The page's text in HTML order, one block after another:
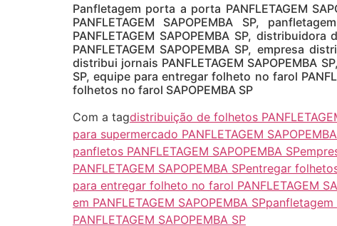
Panfletagem porta a porta PANFLETAGEM
PANFLETAGEM SAPOPEMBA SP,
PANFLETAGEM SAPOPEMBA SP,
PANFLETAGEM SAPOPEMBA SP, empresa
distribui jornais PANFLETAGEM SAPOPEMBA
SP, equipe para entregar folheto no farol
folhetos no farol SAPOPEMBA SP
Com a tagdistribuição de folhetos
para supermercado PANFLETAGEM
panfletos PANFLETAGEM SAPOPEMBA SP
PANFLETAGEM SAPOPEMBA SPentregar
para entregar folheto no farol PANFLETAGEM
em PANFLETAGEM SAPOPEMBA SPpanfletagem
PANFLETAGEM SAPOPEMBA SP